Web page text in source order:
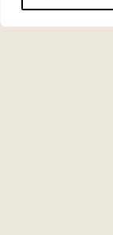
Tlf.:2221